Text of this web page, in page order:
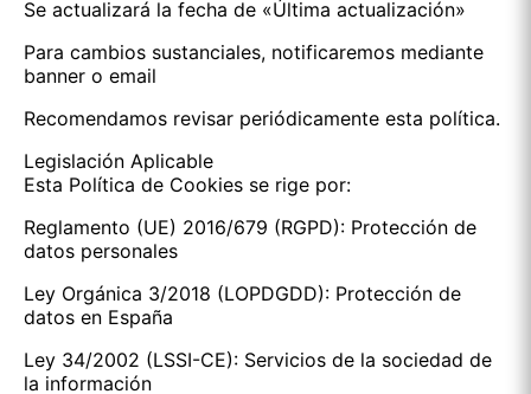
Se actualizará la fecha de «Última actualización»
Para cambios sustanciales, notificaremos mediante
banner o email
Recomendamos revisar periódicamente esta política.
Legislación Aplicable
Esta Política de Cookies se rige por:
Reglamento (UE) 2016/679 (RGPD): Protección de
datos personales
Ley Orgánica 3/2018 (LOPDGDD): Protección de
datos en España
Ley 34/2002 (LSSI-CE): Servicios de la sociedad de
la información